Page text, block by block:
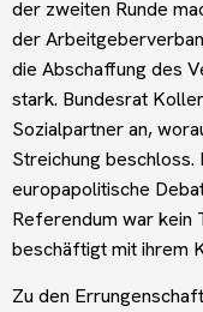
der zweiten Runde
der
die Abschaffung des
stark. Bundesrat
Sozialpartner an,
Streichung
europapolitische
Referendum war kein
beschäftigt mit ihrem
Zu den